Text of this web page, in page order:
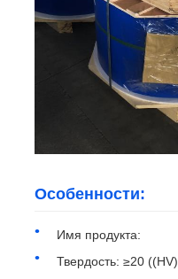
Особенности:
Имя продукта:
Твердость: ≥20 ((HV)